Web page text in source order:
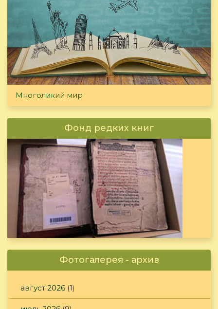
Многоликий мир
Фонд редких книг
Фотогалерея - архив
август 2026 (1)